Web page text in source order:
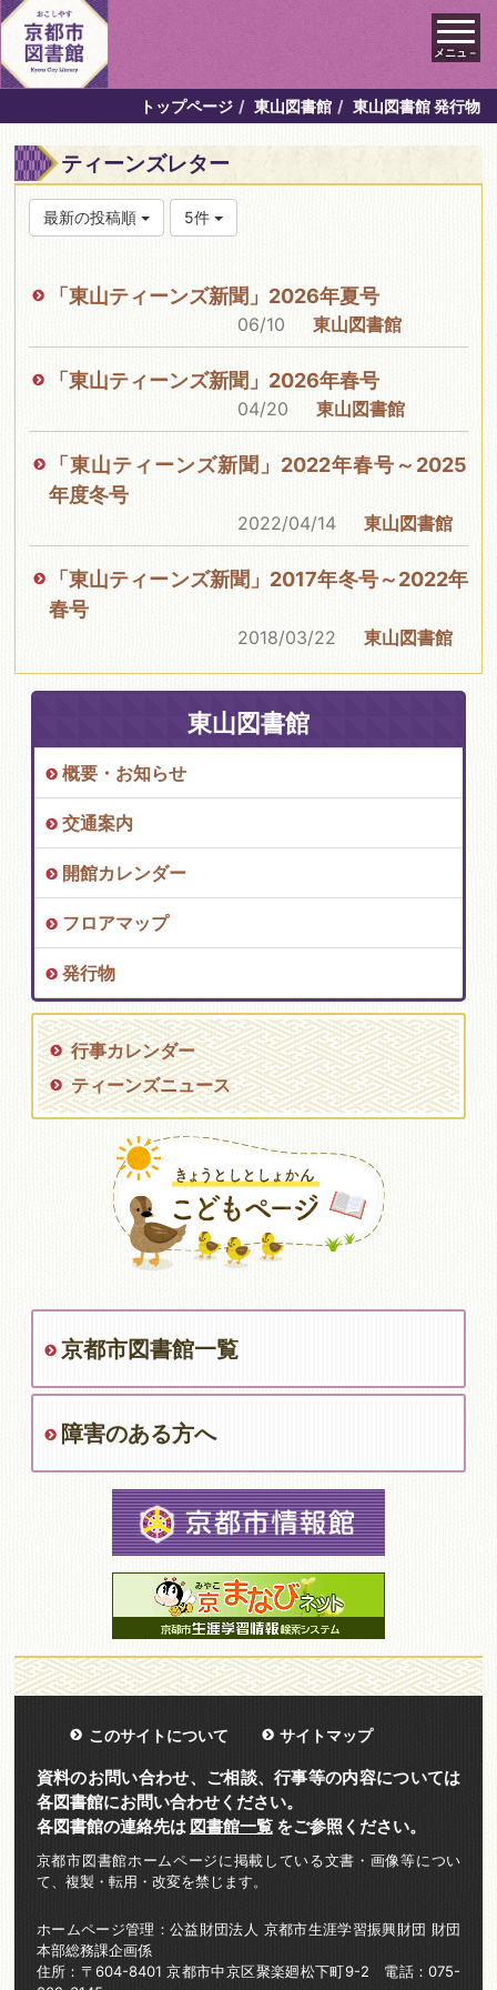
メニュ－
トップページ 東山図書館 東山図書館 発行物
ティーンズレター
最新の投稿順 5件
「東山ティーンズ新聞」2026年夏号
06/10 東山図書館
「東山ティーンズ新聞」2026年春号
04/20 東山図書館
「東山ティーンズ新聞」2022年春号～2025
年度冬号
2022/04/14 東山図書館
「東山ティーンズ新聞」2017年冬号～2022年
春号
2018/03/22 東山図書館
東山図書館
概要・お知らせ
交通案内
開館カレンダー
フロアマップ
発行物
行事カレンダー
ティーンズニュース
京都市図書館一覧
障害のある方へ
このサイトについて サイトマップ
資料のお問い合わせ、ご相談、行事等の内容については
各図書館にお問い合わせください。
各図書館の連絡先は 図書館一覧をご参照ください。
京都市図書館ホームページに掲載している文書・画像等につい
て、複製・転用・改変を禁じます。
ホームページ管理：公益財団法人 京都市生涯学習振興財団 財団
本部総務課企画係
住所：〒604-8401 京都市中京区聚楽廻松下町9-2 電話：075-